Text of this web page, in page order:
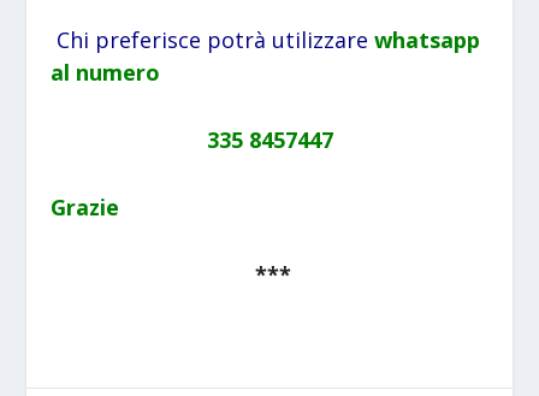
Chi preferisce potrà utilizzare whatsapp
al numero
335 8457447
Grazie
***